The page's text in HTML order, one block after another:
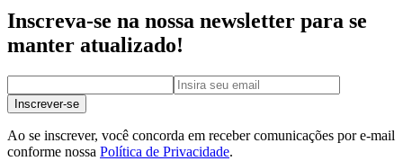
Inscreva-se na nossa newsletter para se
manter atualizado!
Inscrever-se
Ao se inscrever, você concorda em receber comunicações por e-mail
conforme nossa Política de Privacidade.